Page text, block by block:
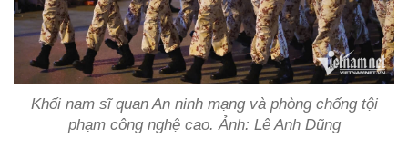
Khối nam sĩ quan An ninh mạng và phòng chống tội
phạm công nghệ cao. Ảnh: Lê Anh Dũng